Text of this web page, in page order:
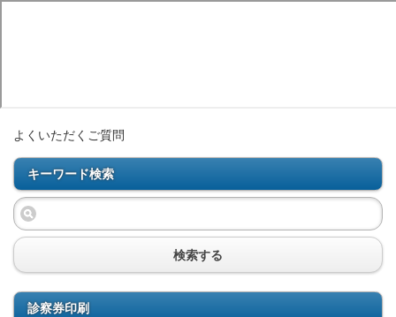
よくいただくご質問
キーワード検索
検索する
診察券印刷